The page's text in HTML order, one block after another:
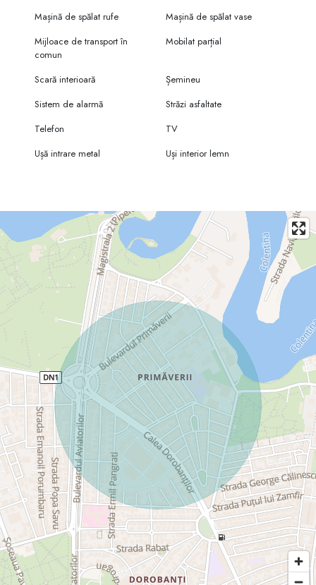
Mașină de spălat rufe
Mașină de spălat vase
Mijloace de transport în
comun
Mobilat parțial
Scară interioară
Șemineu
Sistem de alarmă
Străzi asfaltate
Telefon
TV
Ușă intrare metal
Uși interior lemn